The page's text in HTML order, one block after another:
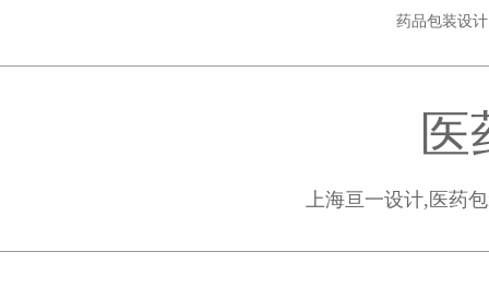
药品包装设计
医
上海亘一设计,医药